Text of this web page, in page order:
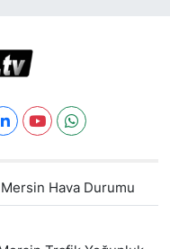
Mersin Hava Durumu